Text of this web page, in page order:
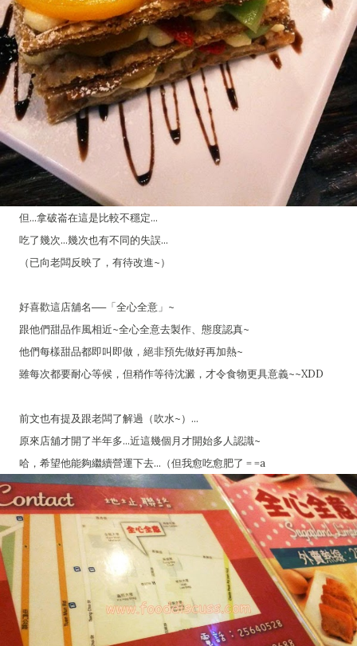
但...拿破崙在這是比較不穩定...
吃了幾次...幾次也有不同的失誤...
（已向老闆反映了，有待改進~）
好喜歡這店舖名──「全心全意」~
跟他們甜品作風相近~全心全意去製作、態度認真~
他們每樣甜品都即叫即做，絕非預先做好再加熱~
雖每次都要耐心等候，但稍作等待沈澱，才令食物更具意義~~XDD
前文也有提及跟老闆了解過（吹水~）...
原來店舖才開了半年多...近這幾個月才開始多人認識~
哈，希望他能夠繼續營運下去...（但我愈吃愈肥了 = =a